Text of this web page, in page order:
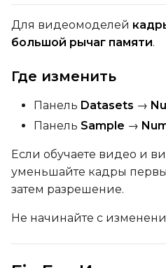
Для видеомоделей
большой рычаг памяти.
Где изменить
Панель Datasets →
Панель Sample →
Если обучаете видео и
уменьшайте кадры
затем разрешение.
Не начинайте с